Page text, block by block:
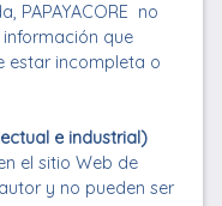
PAPAYACORE no
que
estar incompleta o
e industrial)
el sitio Web de
y no pueden ser